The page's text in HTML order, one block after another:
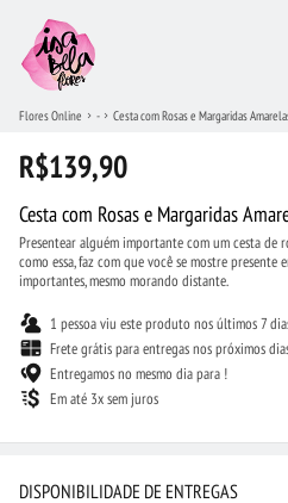
Flores Online - Cesta com Rosas e Margaridas
R$139,90
Cesta com Rosas e Margaridas
Presentear alguém importante com um cesta de
como essa, faz com que você se mostre presente
importantes, mesmo morando distante.
1 pessoa viu este produto nos últimos 7
Frete grátis para entregas nos próximos
Entregamos no mesmo dia para !
Em até 3x sem juros
DISPONIBILIDADE DE ENTREGAS